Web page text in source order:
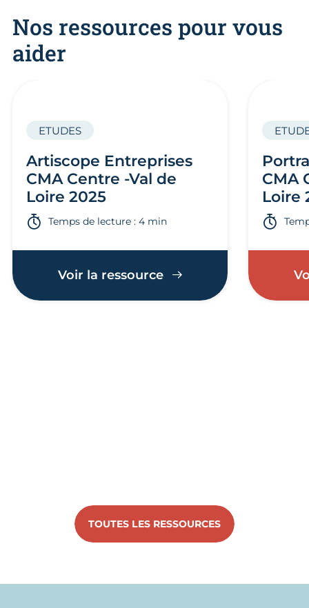
Nos ressources pour vous
aider
Artiscope Entreprises
CMA Centre -Val de
Loire 2025
ETUDES
Temps de lecture : 4 min
Voir la ressource
CMA
Loire
TOUTES LES RESSOURCES